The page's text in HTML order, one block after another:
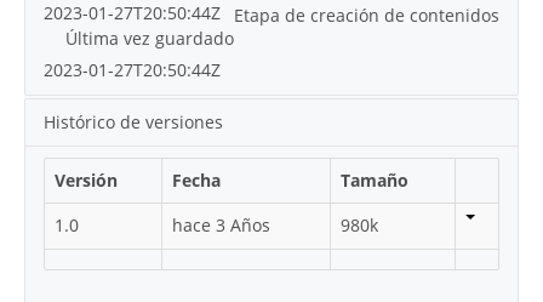
Etapa de creación de contenidos
2023-01-27T20:50:44Z
Última vez guardado
2023-01-27T20:50:44Z
Histórico de versiones
Versión Fecha
Tamaño
1.0
hace 3 Años 980k